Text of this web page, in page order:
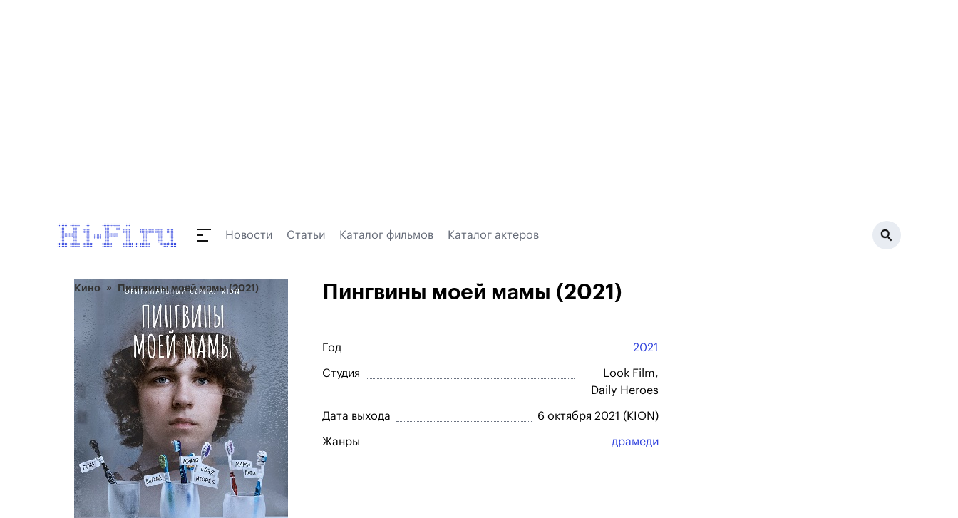
Новости Статьи Каталог фильмов Каталог актеров
Кино Пингвины моей мамы (2021) Пингвины моей мамы (2021)
Год 2021
Студия
Look Film,
Daily Heroes
Дата выхода 6 октября 2021 (KION)
Жанры драмеди